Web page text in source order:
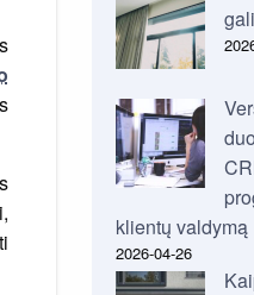
klientų valdymą
2026-04-26